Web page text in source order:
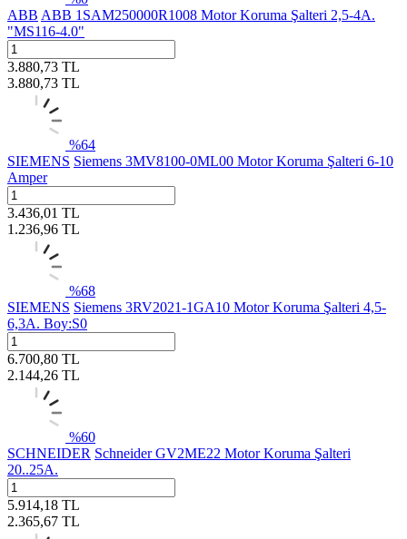
ABB ABB 1SAM250000R1008 Motor Koruma Şalteri 2,5-4A.
"MS116-4.0"
3.880,73 TL
3.880,73 TL
%64
SIEMENS Siemens 3MV8100-0ML00 Motor Koruma Şalteri 6-10
Amper
3.436,01 TL
1.236,96 TL
%68
SIEMENS Siemens 3RV2021-1GA10 Motor Koruma Şalteri 4,5-
6,3A. Boy:S0
6.700,80 TL
2.144,26 TL
%60
SCHNEIDER Schneider GV2ME22 Motor Koruma Şalteri
20..25A.
5.914,18 TL
2.365,67 TL